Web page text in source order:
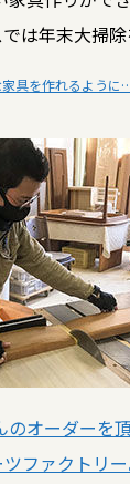
は年末大掃除
具を作れるように
のオーダーを
ファクトリ